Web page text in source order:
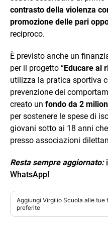
contrasto della violenza
promozione delle pari
reciproco.
È previsto anche un
per il progetto “Educare al
utilizza la pratica sportiva
prevenzione dei
creato un fondo da 2
per sostenere le spese di
giovani sotto ai 18 anni
presso associazioni
Resta sempre aggiornato:
WhatsApp!
Aggiungi Virgilio Scuola alle tue
preferite